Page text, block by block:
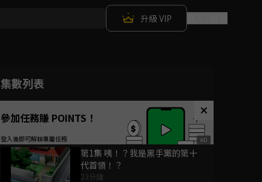
升級 VIP
集數列表
參加任務賺 POINTS！
第1集 咦！？我是黑手黨的第十
代首領！？
23分鐘